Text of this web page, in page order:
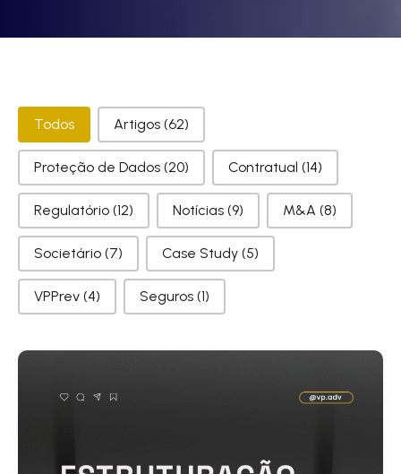
Categorias
Todos Artigos (62)
Proteção de Dados (20) Contratual (14)
Regulatório (12) Notícias (9) M&A (8)
Societário (7) Case Study (5)
VPPrev (4) Seguros (1)